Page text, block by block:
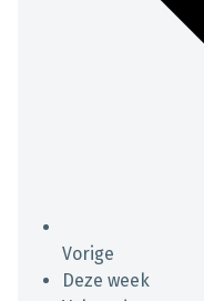
Vorige
Deze week